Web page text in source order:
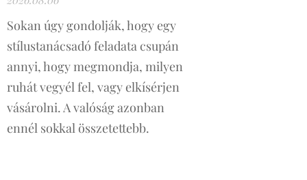
Sokan úgy gondolják, hogy egy
stílustanácsadó feladata csupán
annyi, hogy megmondja, milyen
ruhát vegyél fel, vagy elkísérjen
vásárolni. A valóság azonban
ennél sokkal összetettebb.